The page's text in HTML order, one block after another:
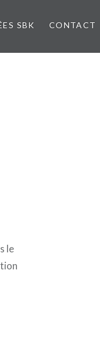
SBK CONTACT
le